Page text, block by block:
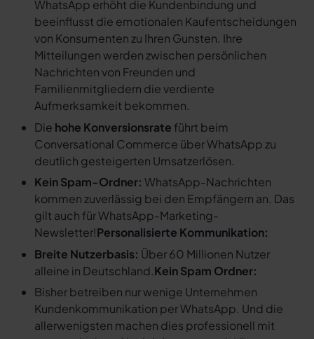
WhatsApp erhöht die Kundenbindung und
beeinflusst die emotionalen Kaufentscheidungen
von Konsumenten zu Ihren Gunsten. Ihre
Mitteilungen werden zwischen persönlichen
Nachrichten von Freunden und
Familienmitgliedern die verdiente
Aufmerksamkeit bekommen.
Die hohe Konversionsrate führt beim
Conversational Commerce über WhatsApp zu
deutlich gesteigerten Umsatzerlösen.
Kein Spam-Ordner: WhatsApp-Nachrichten
kommen zuverlässig bei den Empfängern an. Das
gilt auch für WhatsApp-Marketing-
Newsletter!Personalisierte Kommunikation:
Breite Nutzerbasis: Über 60 Millionen Nutzer
alleine in Deutschland.Kein Spam Ordner:
Bisher betreiben nur wenige Unternehmen
Kundenkommunikation per WhatsApp. Und die
allerwenigsten machen dies professionell mit